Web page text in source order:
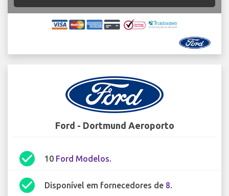
Ford - Dortmund Aeroporto
check_circle 10 Ford Modelos.
check_circle Disponível em fornecedores de 8.